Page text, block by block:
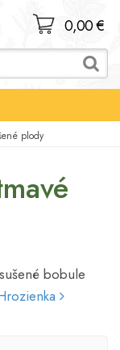
0,00 €
plody
bobule